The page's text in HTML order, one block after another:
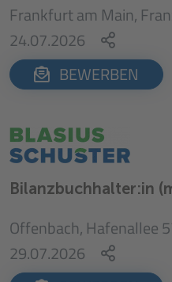
Frankfurt am Main,
24.07.2026
BEWERBEN
Bilanzbuchhalter:in
Offenbach, Hafenallee
29.07.2026